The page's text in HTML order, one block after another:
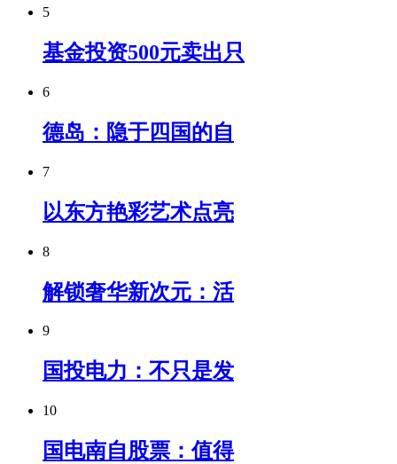
5
基金投资500元卖出只
6
德岛：隐于四国的自
7
以东方艳彩艺术点亮
8
解锁奢华新次元：活
9
国投电力：不只是发
10
国电南自股票：值得